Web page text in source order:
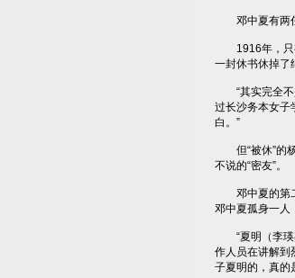
邓中夏有两任
1916年，只有
一封休书休掉了
“其实完全不
过长沙务本女子
白。”
但“被休”的杨
不说的“密友”。
邓中夏的第二
邓中夏孤身一人
“夏明（李瑛
作人员在讲解到
子夏明的，真的